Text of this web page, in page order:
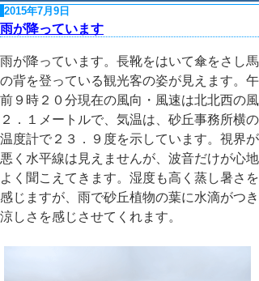
2015年7月9日
雨が降っています
雨が降っています。長靴をはいて傘をさし馬
の背を登っている観光客の姿が見えます。午
前９時２０分現在の風向・風速は北北西の風
２．１メートルで、気温は、砂丘事務所横の
温度計で２３．９度を示しています。視界が
悪く水平線は見えませんが、波音だけが心地
よく聞こえてきます。湿度も高く蒸し暑さを
感じますが、雨で砂丘植物の葉に水滴がつき
涼しさを感じさせてくれます。